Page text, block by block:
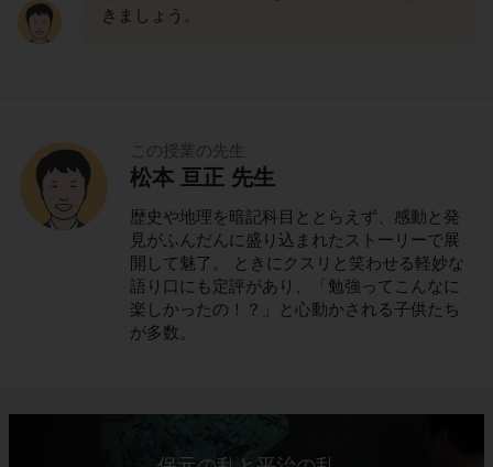
きましょう。
この授業の先生
松本 亘正 先生
歴史や地理を暗記科目ととらえず、感動と発
見がふんだんに盛り込まれたストーリーで展
開して魅了。 ときにクスリと笑わせる軽妙な
語り口にも定評があり、「勉強ってこんなに
楽しかったの！？」と心動かされる子供たち
が多数。